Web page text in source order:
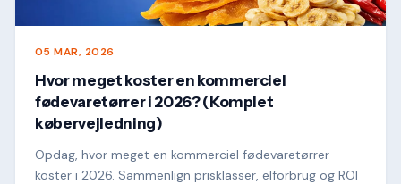
05 MAR, 2026
Hvor meget koster en kommerciel
fødevaretørrer i 2026? (Komplet
købervejledning)
Opdag, hvor meget en kommerciel fødevaretørrer
koster i 2026. Sammenlign prisklasser, elforbrug og ROI